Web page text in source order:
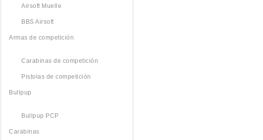
Airsoft Muelle
BBS Airsoft
Armas de competición
Carabinas de competición
Pistolas de competición
Bullpup
Bullpup PCP
Carabinas